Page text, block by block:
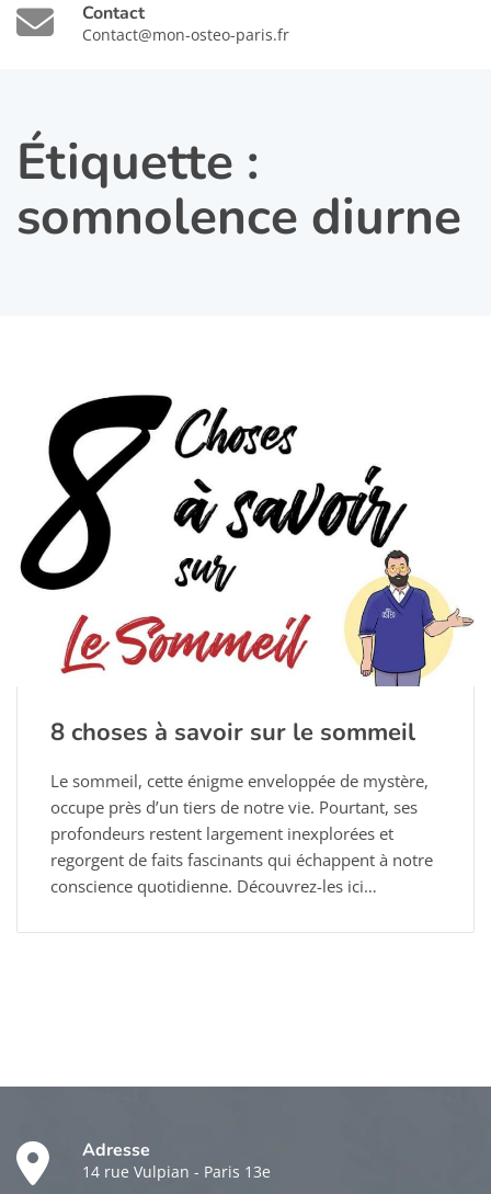
Contact
Contact@mon-osteo-paris.fr
Étiquette :
somnolence diurne
8 choses à savoir sur le sommeil
Le sommeil, cette énigme enveloppée de mystère,
occupe près d’un tiers de notre vie. Pourtant, ses
profondeurs restent largement inexplorées et
regorgent de faits fascinants qui échappent à notre
conscience quotidienne. Découvrez-les ici…
Adresse
14 rue Vulpian - Paris 13e